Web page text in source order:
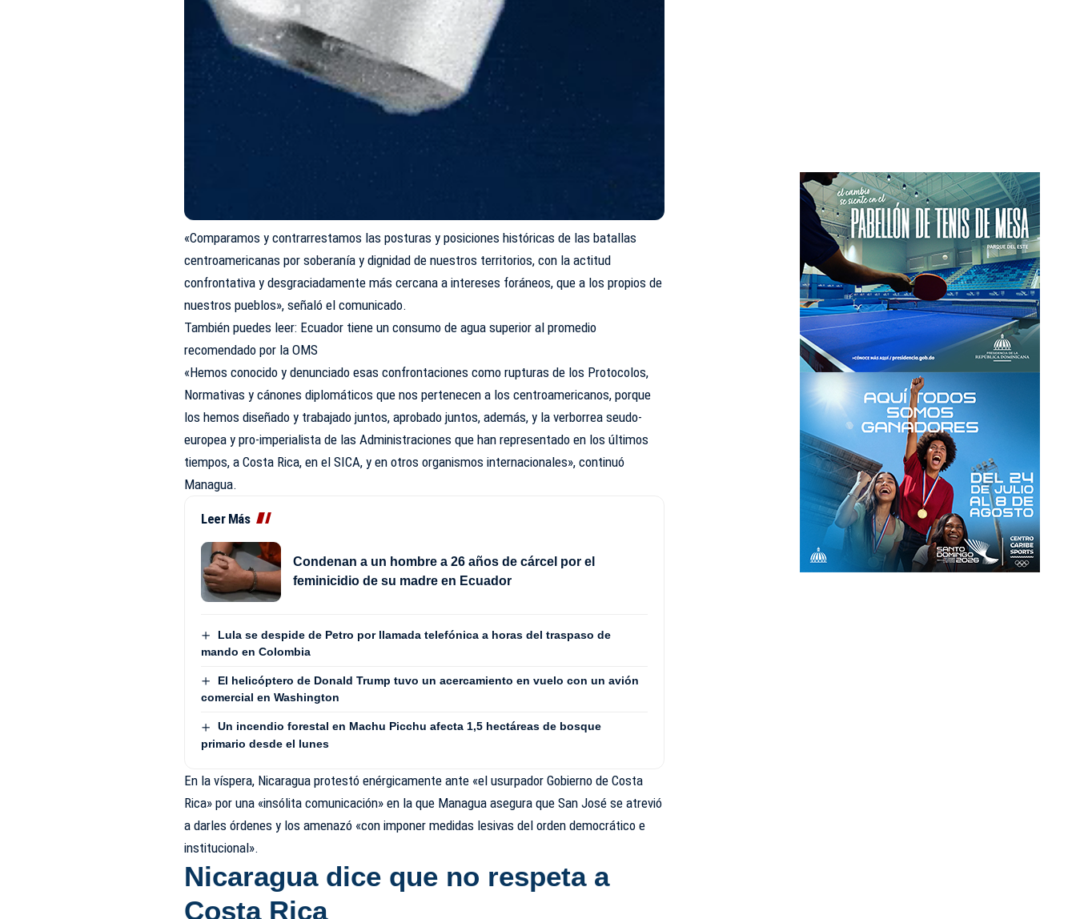
«Comparamos y contrarrestamos las posturas y posiciones históricas de las batallas
centroamericanas por soberanía y dignidad de nuestros territorios, con la actitud
confrontativa y desgraciadamente más cercana a intereses foráneos, que a los propios de
nuestros pueblos», señaló el comunicado.
También puedes leer: Ecuador tiene un consumo de agua superior al promedio
recomendado por la OMS
«Hemos conocido y denunciado esas confrontaciones como rupturas de los Protocolos,
Normativas y cánones diplomáticos que nos pertenecen a los centroamericanos, porque
los hemos diseñado y trabajado juntos, aprobado juntos, además, y la verborrea seudo-
europea y pro-imperialista de las Administraciones que han representado en los últimos
tiempos, a Costa Rica, en el SICA, y en otros organismos internacionales», continuó
Managua.
Leer Más
Condenan a un hombre a 26 años de cárcel por el
feminicidio de su madre en Ecuador
Lula se despide de Petro por llamada telefónica a horas del traspaso de
mando en Colombia
El helicóptero de Donald Trump tuvo un acercamiento en vuelo con un avión
comercial en Washington
Un incendio forestal en Machu Picchu afecta 1,5 hectáreas de bosque
primario desde el lunes
En la víspera, Nicaragua protestó enérgicamente ante «el usurpador Gobierno de Costa
Rica» por una «insólita comunicación» en la que Managua asegura que San José se atrevió
a darles órdenes y los amenazó «con imponer medidas lesivas del orden democrático e
institucional».
Nicaragua dice que no respeta a
Costa Rica